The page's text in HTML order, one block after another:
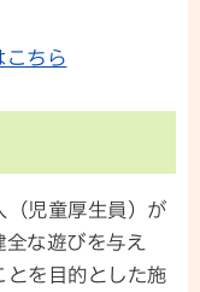
こちら
（児童厚生員）が
な遊びを与え
とを目的とした施